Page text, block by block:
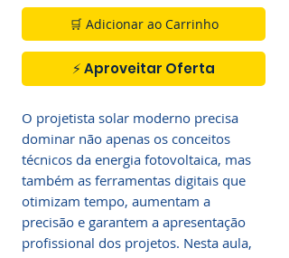
🛒 Adicionar ao Carrinho
⚡ Aproveitar Oferta
O projetista solar moderno precisa
dominar não apenas os conceitos
técnicos da energia fotovoltaica, mas
também as ferramentas digitais que
otimizam tempo, aumentam a
precisão e garantem a apresentação
profissional dos projetos. Nesta aula,